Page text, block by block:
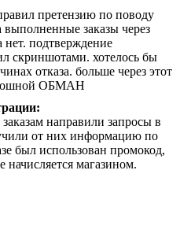
претензию по поводу
заказы через
нет. подтверждение
скриншотами. хотелось бы
отказа. больше через этот
ОБМАН
направили запросы в
от них информацию по
был использован промокод,
начисляется магазином.